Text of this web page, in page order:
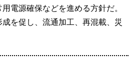
電源確保などを進める方針だ。
を促し、流通加工、再混載、災